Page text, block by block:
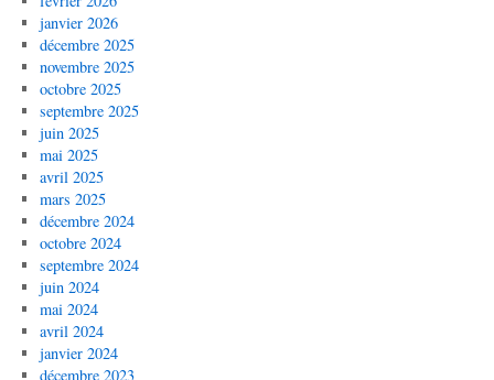
janvier 2026
décembre 2025
novembre 2025
octobre 2025
septembre 2025
juin 2025
mai 2025
avril 2025
mars 2025
décembre 2024
octobre 2024
septembre 2024
juin 2024
mai 2024
avril 2024
janvier 2024
décembre 2023